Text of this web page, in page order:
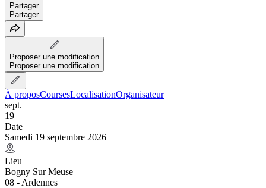
Partager
Partager
Proposer une modification
Proposer une modification
À proposCoursesLocalisationOrganisateur
sept.
19
Date
Samedi 19 septembre 2026
Lieu
Bogny Sur Meuse
08 - Ardennes